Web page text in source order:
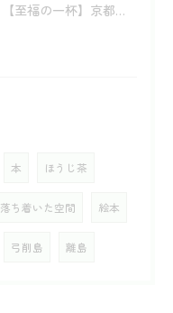
【至福の一杯】京都・宇治茶の歴史と老舗が贈る「究極の銘茶」巡り
本 ほうじ茶
落ち着いた空間 絵本
弓削島 離島